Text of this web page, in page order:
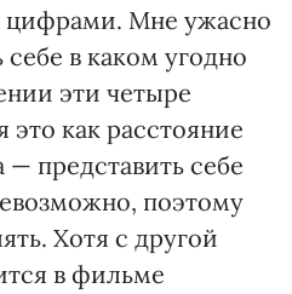
цифрами. Мне ужасно
в каком угодно
эти четыре
как расстояние
представить себе
поэтому
Хотя с другой
в фильме